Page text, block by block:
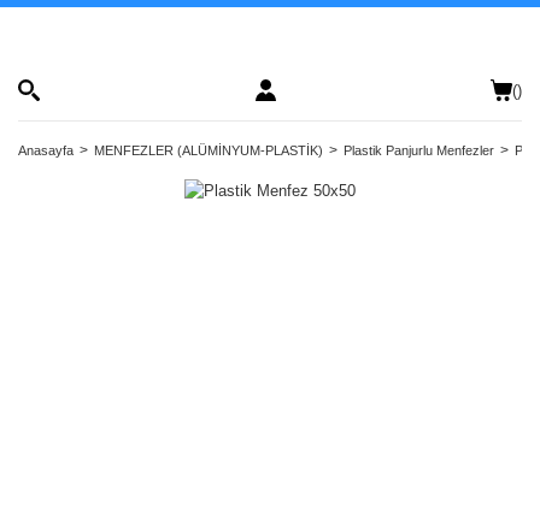
()
Anasayfa MENFEZLER (ALÜMİNYUM-PLASTİK) Plastik Panjurlu Menfezler